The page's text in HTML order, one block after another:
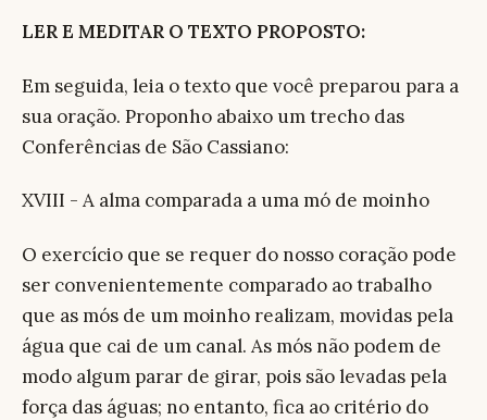
LER E MEDITAR O TEXTO PROPOSTO:
Em seguida, leia o texto que você preparou para a
sua oração. Proponho abaixo um trecho das
Conferências de São Cassiano:
XVIII - A alma comparada a uma mó de moinho
O exercício que se requer do nosso coração pode
ser convenientemente comparado ao trabalho
que as mós de um moinho realizam, movidas pela
água que cai de um canal. As mós não podem de
modo algum parar de girar, pois são levadas pela
força das águas; no entanto, fica ao critério do